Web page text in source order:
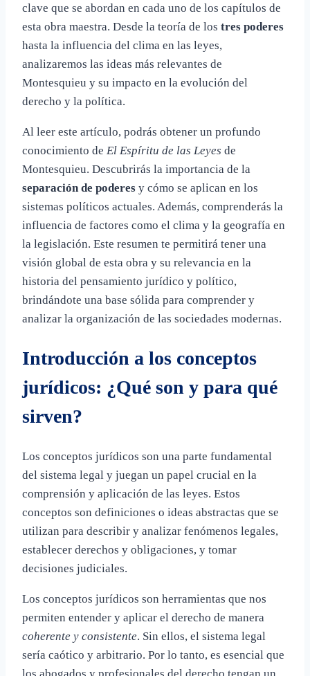
clave que se abordan en cada uno de los capítulos de
esta obra maestra. Desde la teoría de los tres poderes
hasta la influencia del clima en las leyes,
analizaremos las ideas más relevantes de
Montesquieu y su impacto en la evolución del
derecho y la política.
Al leer este artículo, podrás obtener un profundo
conocimiento de El Espíritu de las Leyes de
Montesquieu. Descubrirás la importancia de la
separación de poderes y cómo se aplican en los
sistemas políticos actuales. Además, comprenderás la
influencia de factores como el clima y la geografía en
la legislación. Este resumen te permitirá tener una
visión global de esta obra y su relevancia en la
historia del pensamiento jurídico y político,
brindándote una base sólida para comprender y
analizar la organización de las sociedades modernas.
Introducción a los conceptos
jurídicos: ¿Qué son y para qué
sirven?
Los conceptos jurídicos son una parte fundamental
del sistema legal y juegan un papel crucial en la
comprensión y aplicación de las leyes. Estos
conceptos son definiciones o ideas abstractas que se
utilizan para describir y analizar fenómenos legales,
establecer derechos y obligaciones, y tomar
decisiones judiciales.
Los conceptos jurídicos son herramientas que nos
permiten entender y aplicar el derecho de manera
coherente y consistente. Sin ellos, el sistema legal
sería caótico y arbitrario. Por lo tanto, es esencial que